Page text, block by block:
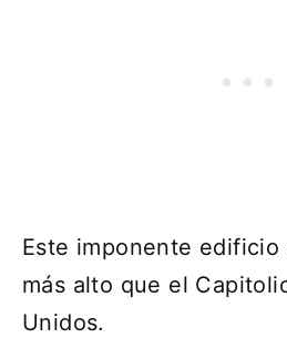
Este imponente edificio
más alto que el
Unidos.